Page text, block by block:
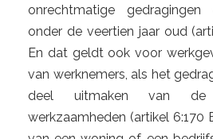
onrechtmatige
onder de veertien jaar oud
En dat geldt ook voor
van werknemers, als het
deel uitmaken van de
werkzaamheden (artikel 6:170